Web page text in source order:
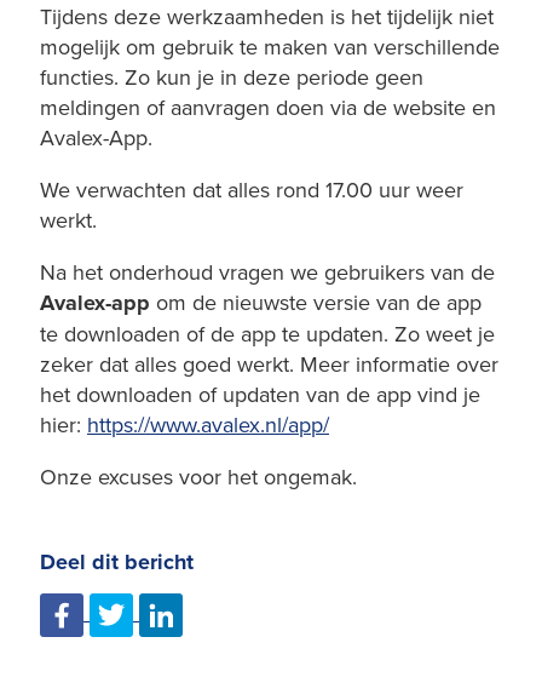
Tijdens deze werkzaamheden is het tijdelijk niet
mogelijk om gebruik te maken van verschillende
functies. Zo kun je in deze periode geen
meldingen of aanvragen doen via de website en
Avalex-App.
We verwachten dat alles rond 17.00 uur weer
werkt.
Na het onderhoud vragen we gebruikers van de
Avalex-app om de nieuwste versie van de app
te downloaden of de app te updaten. Zo weet je
zeker dat alles goed werkt. Meer informatie over
het downloaden of updaten van de app vind je
hier: https://www.avalex.nl/app/
Onze excuses voor het ongemak.
Deel dit bericht